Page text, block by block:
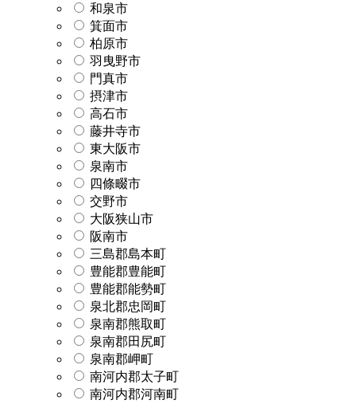
和泉市
箕面市
柏原市
羽曳野市
門真市
摂津市
高石市
藤井寺市
東大阪市
泉南市
四條畷市
交野市
大阪狭山市
阪南市
三島郡島本町
豊能郡豊能町
豊能郡能勢町
泉北郡忠岡町
泉南郡熊取町
泉南郡田尻町
泉南郡岬町
南河内郡太子町
南河内郡河南町